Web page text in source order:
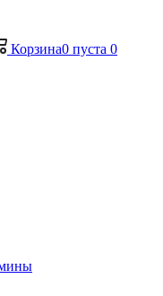
Корзина0 пуста 0